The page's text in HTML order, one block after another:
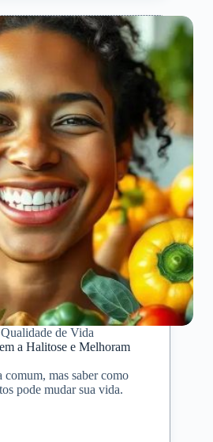
Qualidade de Vida
a Halitose e Melhoram
mas saber como
pode mudar sua vida.